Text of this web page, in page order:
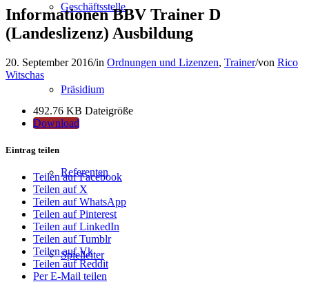
Geschäftsstelle
Präsidium
Referenten
Spielleiter
Informationen BBV Trainer D
(Landeslizenz) Ausbildung
20. September 2016/in Ordnungen und Lizenzen, Trainer/von Rico
Witschas
492.76 KB Dateigröße
Download
Eintrag teilen
Teilen auf Facebook
Teilen auf X
Teilen auf WhatsApp
Teilen auf Pinterest
Teilen auf LinkedIn
Teilen auf Tumblr
Teilen auf Vk
Teilen auf Reddit
Per E-Mail teilen